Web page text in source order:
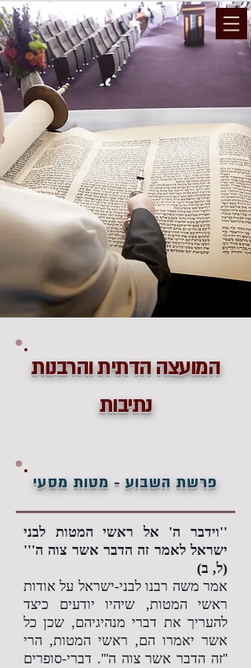
המועצה הדתית והרבנות נתיבות
המועצה הדתית והרבנות
נתיבות
פרשת השבוע - מטות מסעי
''וידבר ה' אל ראשי המטות לבני
ישראל לאמר זה הדבר אשר צוה ה'''
(ל, ב)
אמר משה רבנו לבני-ישראל על אודות
ראשי המטות, שיהיו יודעים כיצד
להעריך את דברי מנהיגיהם, שכן כל
אשר יאמרו הם, ראשי המטות, הרי
''זה הדבר אשר צוה ה'''. דברי-סופרים